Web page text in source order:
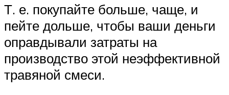
Т. е. покупайте больше, чаще, и
пейте дольше, чтобы ваши деньги
оправдывали затраты на
производство этой неэффективной
травяной смеси.